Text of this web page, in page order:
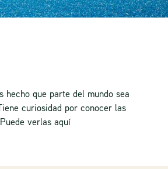
que parte del mundo sea
curiosidad por conocer las
verlas aquí